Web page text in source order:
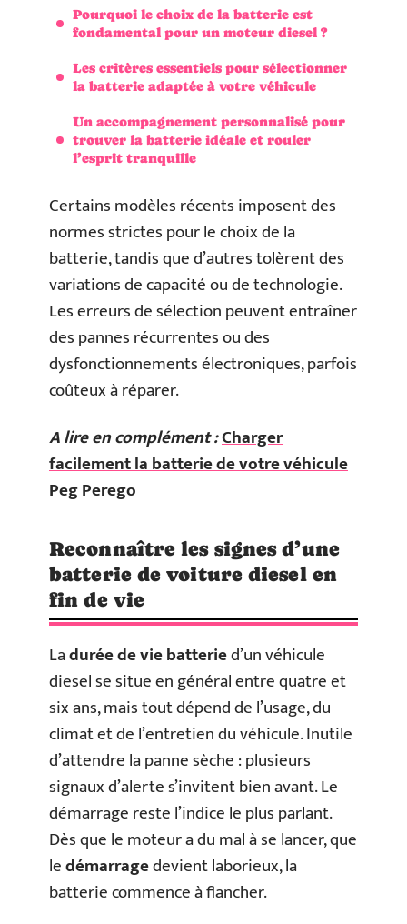
Pourquoi le choix de la batterie est
fondamental pour un moteur diesel ?
Les critères essentiels pour sélectionner
la batterie adaptée à votre véhicule
Un accompagnement personnalisé pour
trouver la batterie idéale et rouler
l’esprit tranquille
Certains modèles récents imposent des
normes strictes pour le choix de la
batterie, tandis que d’autres tolèrent des
variations de capacité ou de technologie.
Les erreurs de sélection peuvent entraîner
des pannes récurrentes ou des
dysfonctionnements électroniques, parfois
coûteux à réparer.
A lire en complément :Charger
facilement la batterie de votre véhicule
Peg Perego
Reconnaître les signes d’une
batterie de voiture diesel en
fin de vie
Ladurée de vie batteried’un véhicule
diesel se situe en général entre quatre et
six ans, mais tout dépend de l’usage, du
climat et de l’entretien du véhicule. Inutile
d’attendre la panne sèche : plusieurs
signaux d’alerte s’invitent bien avant. Le
démarrage reste l’indice le plus parlant.
Dès que le moteur a du mal à se lancer, que
ledémarragedevient laborieux, la
batterie commence à flancher.